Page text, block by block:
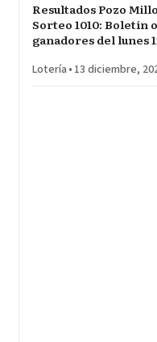
Resultados Pozo
Sorteo 1010: Boletín
ganadores del lunes
Lotería • 13 diciembre,